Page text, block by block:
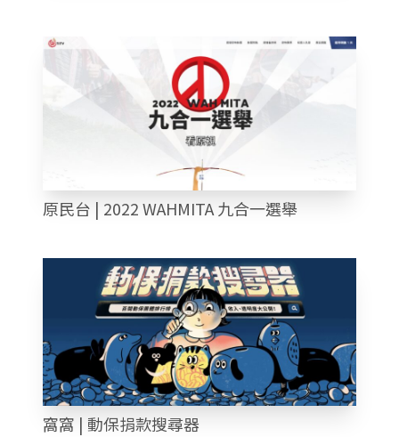
原民台 | 2022 WAHMITA 九合一選舉
窩窩 | 動保捐款搜尋器